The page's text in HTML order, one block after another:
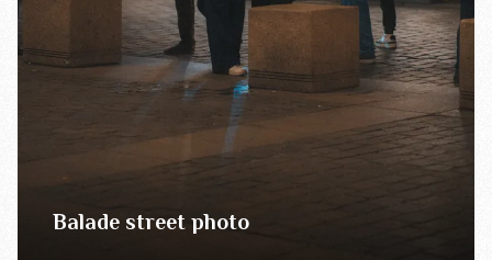
Balade street photo